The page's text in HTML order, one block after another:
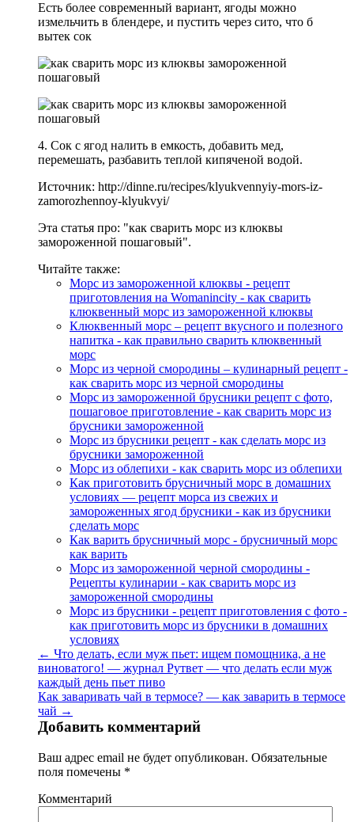
Есть более современный вариант, ягоды можно
измельчить в блендере, и пустить через сито, что б
вытек сок
4. Сок с ягод налить в емкость, добавить мед,
перемешать, разбавить теплой кипяченой водой.
Источник: http://dinne.ru/recipes/klyukvennyiy-mors-iz-
zamorozhennoy-klyukvyi/
Эта статья про: "как сварить морс из клюквы
замороженной пошаговый".
Читайте также:
Морс из замороженной клюквы - рецепт
приготовления на Womanincity - как сварить
клюквенный морс из замороженной клюквы
Клюквенный морс – рецепт вкусного и полезного
напитка - как правильно сварить клюквенный
морс
Морс из черной смородины – кулинарный рецепт -
как сварить морс из черной смородины
Морс из замороженной брусники рецепт с фото,
пошаговое приготовление - как сварить морс из
брусники замороженной
Морс из брусники рецепт - как сделать морс из
брусники замороженной
Морс из облепихи - как сварить морс из облепихи
Как приготовить брусничный морс в домашних
условиях — рецепт морса из свежих и
замороженных ягод брусники - как из брусники
сделать морс
Как варить брусничный морс - брусничный морс
как варить
Морс из замороженной черной смородины -
Рецепты кулинарии - как сварить морс из
замороженной смородины
Морс из брусники - рецепт приготовления с фото -
как приготовить морс из брусники в домашних
условиях
← Что делать, если муж пьет: ищем помощника, а не
виноватого! — журнал Рутвет — что делать если муж
каждый день пьет пиво
Как заваривать чай в термосе? — как заварить в термосе
чай →
Добавить комментарий
Ваш адрес email не будет опубликован. Обязательные
поля помечены *
Комментарий